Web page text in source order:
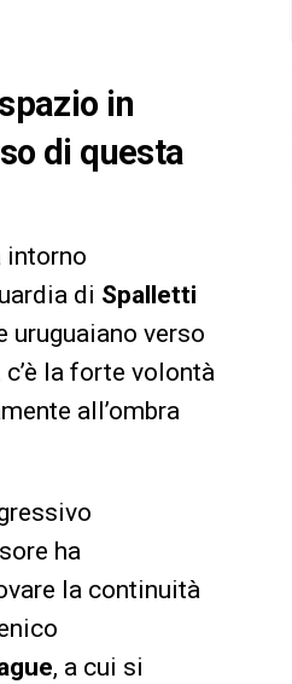
in
di questa
intorno
di Spalletti
uruguaiano verso
c’è la forte volontà
all’ombra
ha
la continuità
, a cui si